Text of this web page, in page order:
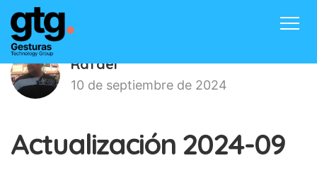
Contacto
Blog
Acceder
Rafael
10 de septiembre de 2024
Actualización 2024-09